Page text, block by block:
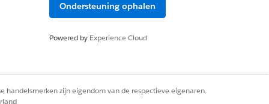
en nauwkeurige
en nauwkeurige
Deze actie maakt regelitems
Ondersteuning ophalen
Powered by Experience Cloud
handelsmerken zijn eigendom van de respectieve eigenaren.